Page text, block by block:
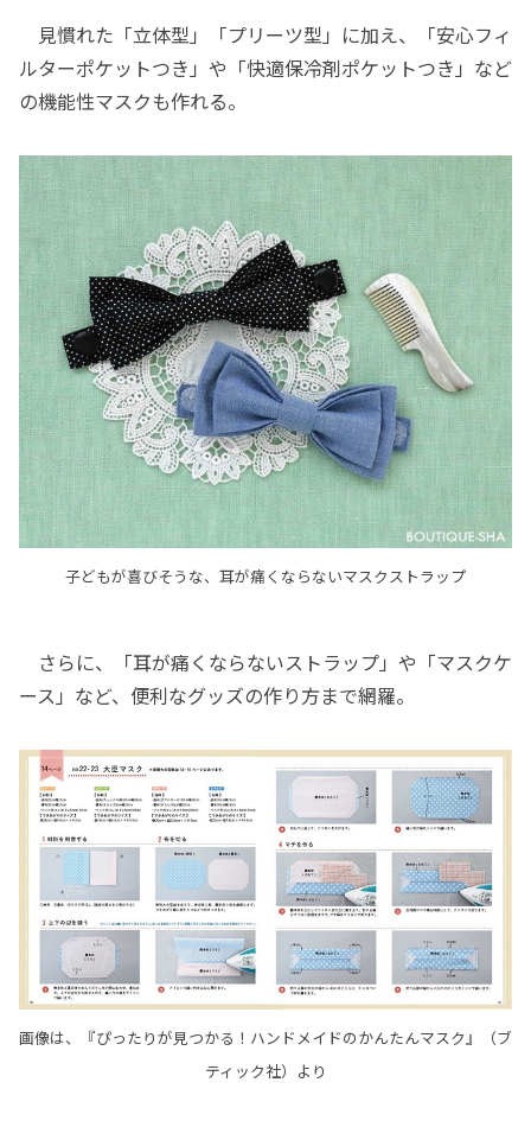
見慣れた「立体型」「プリーツ型」に加え、「安心フィ
ルターポケットつき」や「快適保冷剤ポケットつき」など
の機能性マスクも作れる。
子どもが喜びそうな、耳が痛くならないマスクストラップ
さらに、「耳が痛くならないストラップ」や「マスクケ
ース」など、便利なグッズの作り方まで網羅。
画像は、『ぴったりが見つかる！ハンドメイドのかんたんマスク』（ブ
ティック社）より